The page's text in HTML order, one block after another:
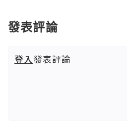
發表評論
登入發表評論